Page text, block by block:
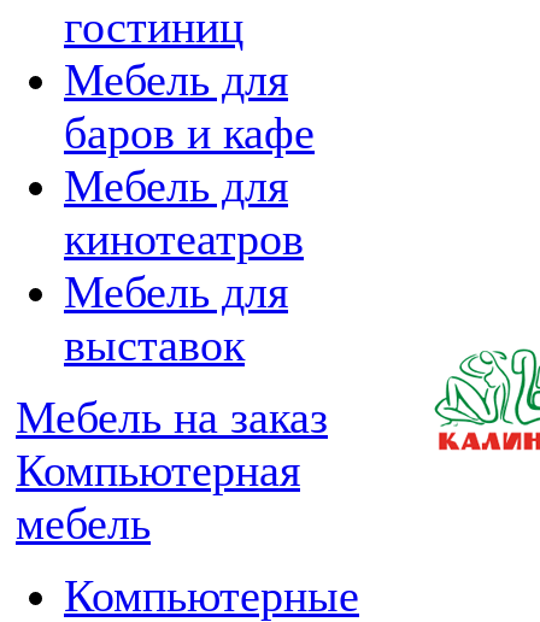
гостиниц
Мебель для
баров и кафе
Мебель для
кинотеатров
Мебель для
выставок
Мебель на заказ
Компьютерная
мебель
Компьютерные